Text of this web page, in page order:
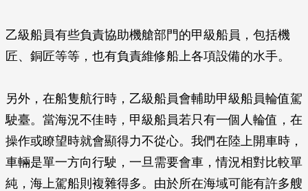
乙級船員有些負責協助機艙部門的甲級船員，包括機
匠、銅匠等等，也有負責維修船上各項設備的水手。
另外，在船隻航行時，乙級船員會輔助甲級船員輪值駕
駛臺。當海況不佳時，甲級船員若只有一個人輪值，在
操作或瞭望時就會顯得力不從心。我們在陸上開車時，
車輛是單一方向行駛，一旦需要會車，情況相對比較單
純，海上駕船則複雜得多。由於所在海域可能有許多艘